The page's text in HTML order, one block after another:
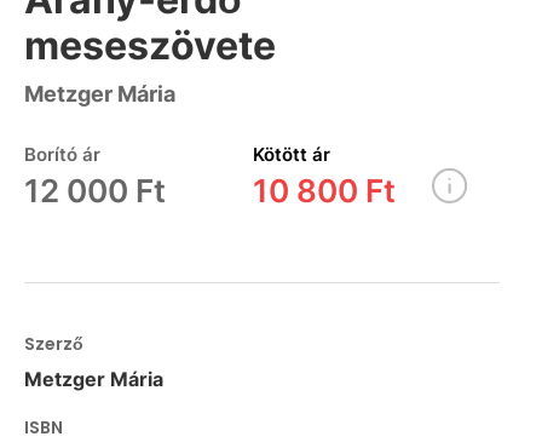
meseszövete
Metzger Mária
Borító ár
12 000 Ft
Kötött ár
10 800 Ft
Szerző
Metzger Mária
ISBN